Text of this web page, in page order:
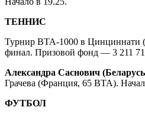
ТЕННИС
Турнир ВТА-1000 в
финал. Призовой фонд — 3 211
Александра Саснович
Грачева (Франция, 65 ВТА).
ФУТБОЛ